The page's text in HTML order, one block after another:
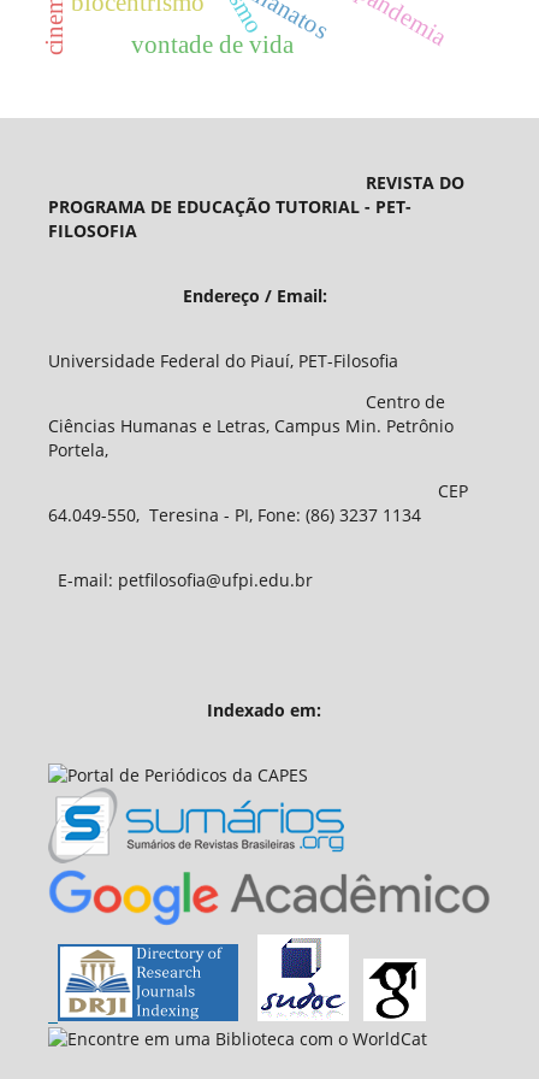
vontade de vida pandemia
cinema
REVISTA DO
PROGRAMA DE EDUCAÇÃO TUTORIAL - PET-
FILOSOFIA
Endereço / Email:
Universidade Federal do Piauí, PET-Filosofia
Centro de
Ciências Humanas e Letras, Campus Min. Petrônio
Portela,
CEP
64.049-550, Teresina - PI, Fone: (86) 3237 1134
E-mail: petfilosofia@ufpi.edu.br
Indexado em: